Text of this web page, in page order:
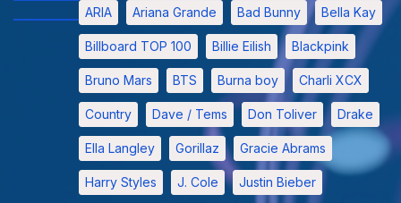
ARIA Ariana Grande Bad Bunny Bella Kay
Billboard TOP 100 Billie Eilish Blackpink
Bruno Mars BTS Burna boy Charli XCX
Country Dave / Tems Don Toliver Drake
Ella Langley Gorillaz Gracie Abrams
Harry Styles J. Cole Justin Bieber